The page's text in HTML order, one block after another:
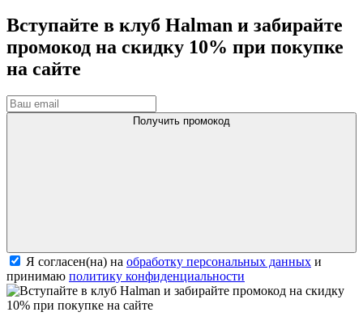
Вступайте в клуб Halman и забирайте
промокод на скидку 10% при покупке
на сайте
Получить промокод
Я согласен(на) на обработку персональных данных и
принимаю политику конфиденциальности